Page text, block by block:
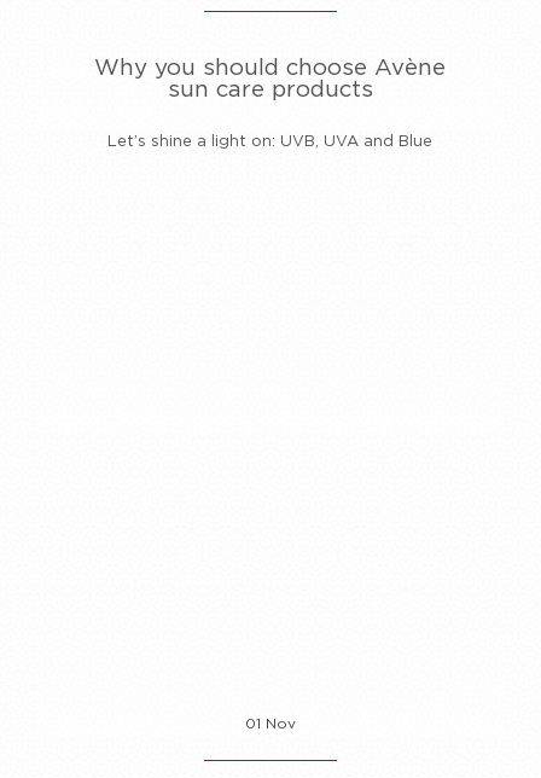
Why you should choose Avène
sun care products
Let’s shine a light on: UVB, UVA and Blue
01 Nov